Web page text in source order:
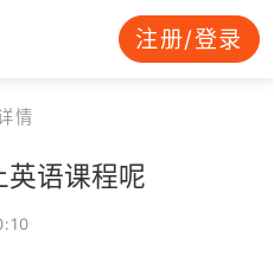
注册/登录
情
英语课程呢